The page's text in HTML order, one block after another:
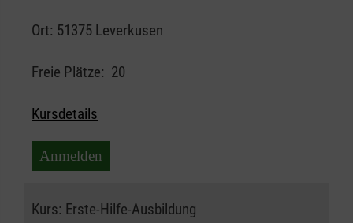
Ort: 51375 Leverkusen
Freie Plätze: 20
Kursdetails
Anmelden
Kurs: Erste-Hilfe-Ausbildung